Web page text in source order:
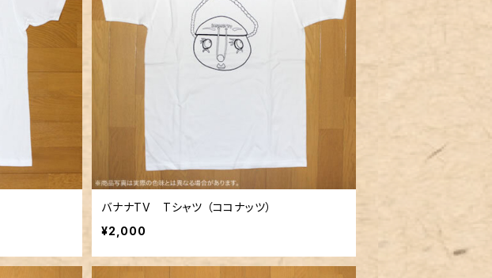
バナナTV Tシャツ （ココナッツ）
¥2,000